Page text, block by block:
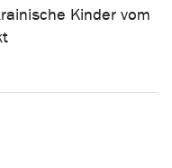
Kinder vom